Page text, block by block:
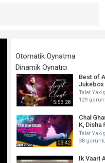
Otomatik Oynatma
Dinamik Oynatıcı
5:53:28
Best of
Jukebox
Talat
129
03:42
Chal
K, Disha
Dubai
Talat
38
Ik Vaari